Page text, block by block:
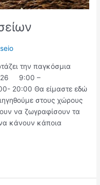
την παγκόσμια
9:00 –
Θα είμαστε εδώ
στους χώρους
να ζωγραφίσουν τα
κάνουν κάποια